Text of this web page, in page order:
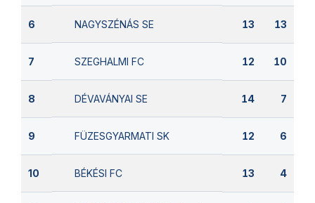
6 NAGYSZÉNÁS SE 13 13
7 SZEGHALMI FC 12 10
8 DÉVAVÁNYAI SE 14 7
9 FÜZESGYARMATI SK 12 6
10 BÉKÉSI FC 13 4